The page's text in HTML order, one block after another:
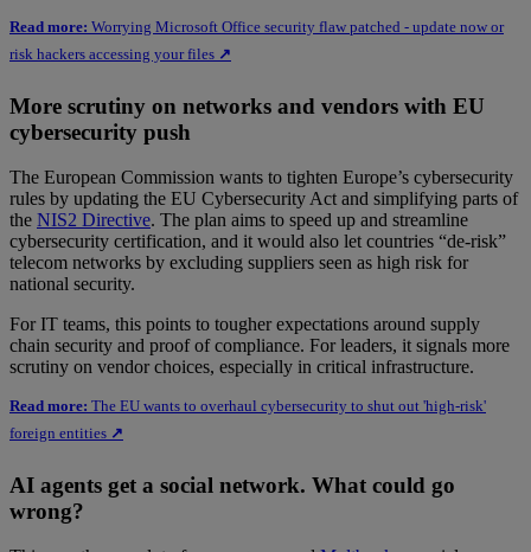
Read more: Worrying Microsoft Office security flaw patched - update now or
risk hackers accessing your files ↗
More scrutiny on networks and vendors with EU
cybersecurity push
The European Commission wants to tighten Europe’s cybersecurity
rules by updating the EU Cybersecurity Act and simplifying parts of
the NIS2 Directive. The plan aims to speed up and streamline
cybersecurity certification, and it would also let countries “de-risk”
telecom networks by excluding suppliers seen as high risk for
national security.
For IT teams, this points to tougher expectations around supply
chain security and proof of compliance. For leaders, it signals more
scrutiny on vendor choices, especially in critical infrastructure.
Read more: The EU wants to overhaul cybersecurity to shut out 'high-risk'
foreign entities ↗
AI agents get a social network. What could go
wrong?